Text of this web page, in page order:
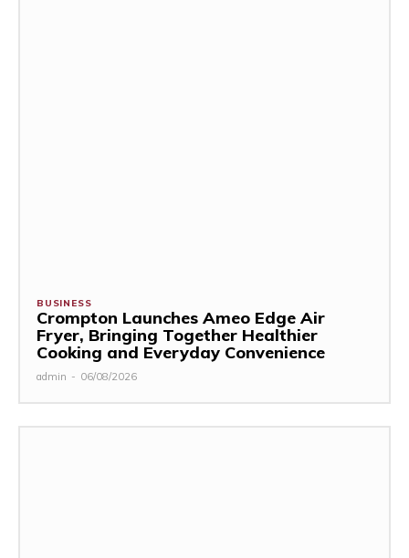
BUSINESS
Crompton Launches Ameo Edge Air
Fryer, Bringing Together Healthier
Cooking and Everyday Convenience
admin - 06/08/2026